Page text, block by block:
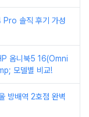
Pro 솔직 후기 가성
옴니북5 16(Omni
모델별 비교!
방배역 2호점 완벽